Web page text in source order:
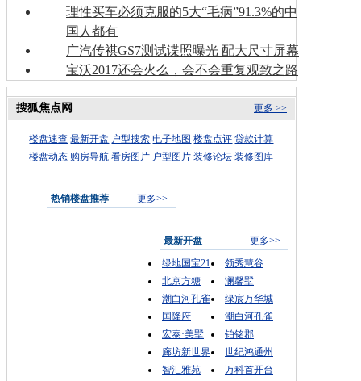
理性买车必须克服的5大“毛病”91.3%的中
国人都有
广汽传祺GS7测试谍照曝光 配大尺寸屏幕
宝沃2017还会火么，会不会重复观致之路
更多 >>
搜狐焦点网
楼盘速查 最新开盘 户型搜索 电子地图 楼盘点评 贷款计算
楼盘动态 购房导航 看房图片 户型图片 装修论坛 装修图库
热销楼盘推荐 更多>>
最新开盘
更多>>
绿地国宝21
领秀慧谷
北京方糖
澜馨墅
潮白河孔雀
绿宸万华城
国隆府
潮白河孔雀
宏泰·美墅
铂铭郡
廊坊新世界
世纪鸿通州
智汇雅苑
万科首开台